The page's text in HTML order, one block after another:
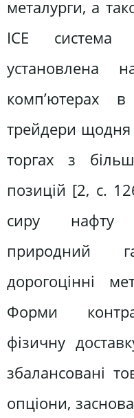
металурги, а
ІСЕ система
установлена
комп’ютерах
трейдери щодня
торгах з
позицій [2, с.
сиру нафту
природний
дорогоцінні
Форми
фізичну
збалансовані
опціони,